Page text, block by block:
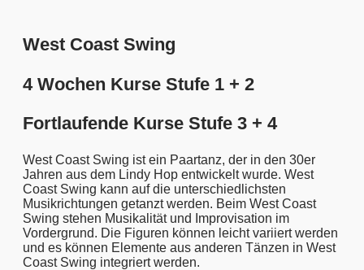
West Coast Swing
4 Wochen Kurse Stufe 1 + 2
Fortlaufende Kurse Stufe 3 + 4
West Coast Swing ist ein Paartanz, der in den 30er
Jahren aus dem Lindy Hop entwickelt wurde. West
Coast Swing kann auf die unterschiedlichsten
Musikrichtungen getanzt werden. Beim West Coast
Swing stehen Musikalität und Improvisation im
Vordergrund. Die Figuren können leicht variiert werden
und es können Elemente aus anderen Tänzen in West
Coast Swing integriert werden.